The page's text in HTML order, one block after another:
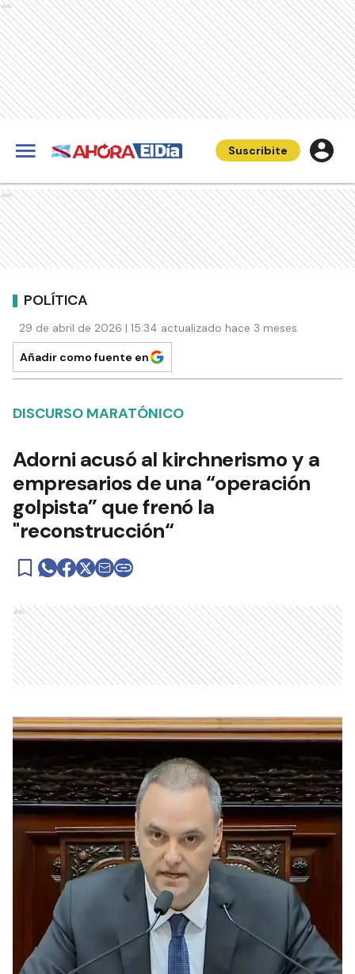
Ads
Suscribite
Ads
POLÍTICA
29 de abril de 2026 | 15:34 actualizado hace 3 meses
Añadir como fuente en
DISCURSO MARATÓNICO
Adorni acusó al kirchnerismo y a
empresarios de una “operación
golpista” que frenó la
"reconstrucción“
Ads